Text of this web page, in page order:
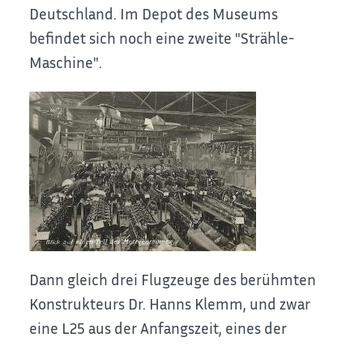
Deutschland. Im Depot des Museums
befindet sich noch eine zweite "Strähle-
Maschine".
Dann gleich drei Flugzeuge des berühmten
Konstrukteurs Dr. Hanns Klemm, und zwar
eine L25 aus der Anfangszeit, eines der